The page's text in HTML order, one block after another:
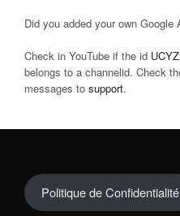
Did you added your own
Check in YouTube if the id
belongs to a channelid. Check
messages to support.
Politique de Confidentialité